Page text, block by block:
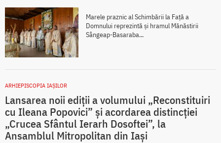
Marele praznic al Schimbării la Față a
Domnului reprezintă și hramul Mănăstirii
Sângeap-Basaraba...
ARHIEPISCOPIA IAŞILOR
Lansarea noii ediții a volumului „Reconstituiri
cu Ileana Popovici” și acordarea distincției
„Crucea Sfântul Ierarh Dosoftei”, la
Ansamblul Mitropolitan din Iași